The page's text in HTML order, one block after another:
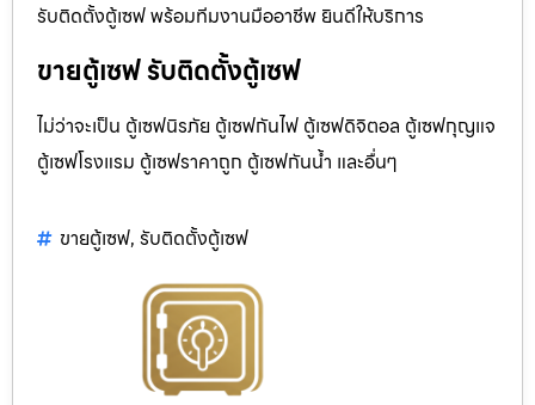
รับติดตั้งตู้เซฟ พร้อมทีมงานมืออาชีพ ยินดีให้บริการ
ขายตู้เซฟ รับติดตั้งตู้เซฟ
ไม่ว่าจะเป็น ตู้เซฟนิรภัย ตู้เซฟกันไฟ ตู้เซฟดิจิตอล ตู้เซฟกุญแจ
ตู้เซฟโรงแรม ตู้เซฟราคาถูก ตู้เซฟกันน้ำ และอื่นๆ
ขายตู้เซฟ, รับติดตั้งตู้เซฟ